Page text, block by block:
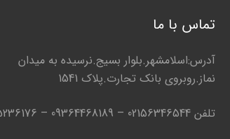
تماس با ما
آدرس:اسلامشهر.بلوار بسیج.نرسیده به میدان
نماز.روبروی بانک تجارت.پلاک 1541
تلفن 02156346544 – 09364468189 – 09125236176